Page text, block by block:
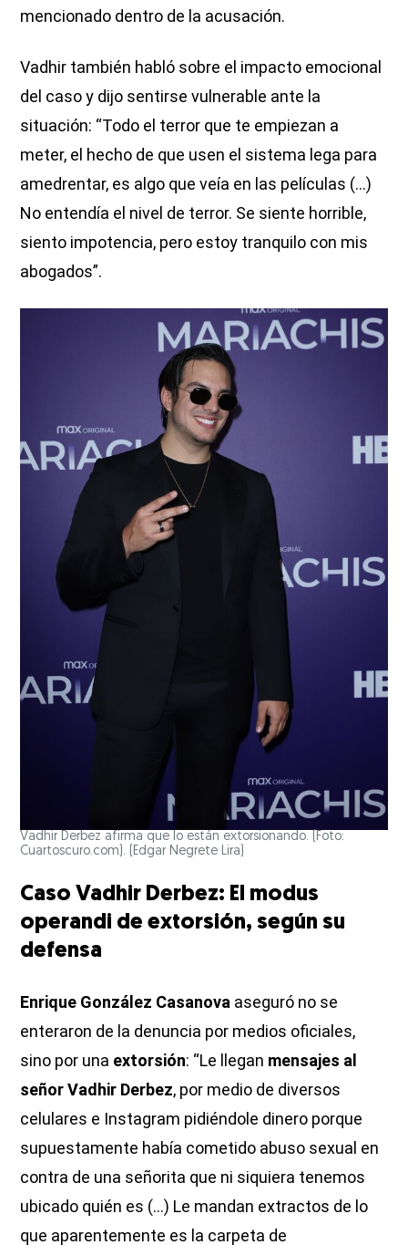
mencionado dentro de la acusación.
Vadhir también habló sobre el impacto emocional
del caso y dijo sentirse vulnerable ante la
situación: “Todo el terror que te empiezan a
meter, el hecho de que usen el sistema lega para
amedrentar, es algo que veía en las películas (...)
No entendía el nivel de terror. Se siente horrible,
siento impotencia, pero estoy tranquilo con mis
abogados”.
Vadhir Derbez afirma que lo están extorsionando. (Foto:
Cuartoscuro.com). (Edgar Negrete Lira)
Caso Vadhir Derbez: El modus
operandi de extorsión, según su
defensa
Enrique González Casanova aseguró no se
enteraron de la denuncia por medios oficiales,
sino por una extorsión: “Le llegan mensajes al
señor Vadhir Derbez, por medio de diversos
celulares e Instagram pidiéndole dinero porque
supuestamente había cometido abuso sexual en
contra de una señorita que ni siquiera tenemos
ubicado quién es (...) Le mandan extractos de lo
que aparentemente es la carpeta de